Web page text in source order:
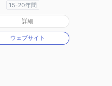
15-20年間
オーストラリア規制
マーケットメイキングライセンス（MM）
詳細
ウェブサイト